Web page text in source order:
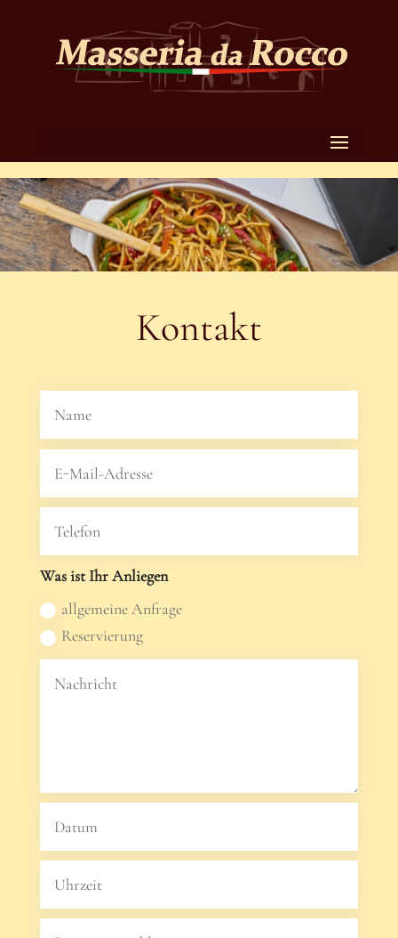
Kontakt
Was ist Ihr Anliegen
allgemeine Anfrage
Reservierung